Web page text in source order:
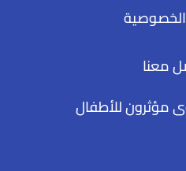
معنا
مؤثرون للأطفال